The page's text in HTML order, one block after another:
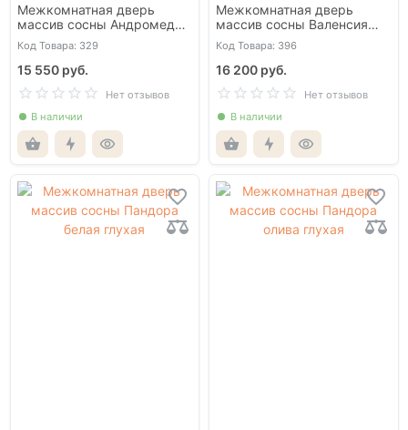
Межкомнатная дверь
массив сосны Андромеда
олива глухая
Код Товара: 329
15 550 руб.
Нет отзывов
В наличии
Межкомнатная дверь
массив сосны Валенсия
слоновая кость глухая
Код Товара: 396
16 200 руб.
Нет отзывов
В наличии